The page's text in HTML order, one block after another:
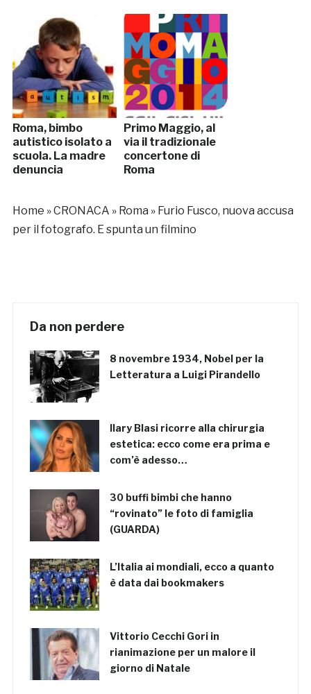
Roma, bimbo
autistico isolato a
scuola. La madre
denuncia
Primo Maggio, al
via il tradizionale
concertone di
Roma
Home »CRONACA » Roma » Furio Fusco, nuova accusa
per il fotografo. E spunta un filmino
Da non perdere
8 novembre 1934, Nobel per la
Letteratura a Luigi Pirandello
Ilary Blasi ricorre alla chirurgia
estetica: ecco come era prima e
com’è adesso…
30 buffi bimbi che hanno
“rovinato” le foto di famiglia
(GUARDA)
L’Italia ai mondiali, ecco a quanto
è data dai bookmakers
Vittorio Cecchi Gori in
rianimazione per un malore il
giorno di Natale